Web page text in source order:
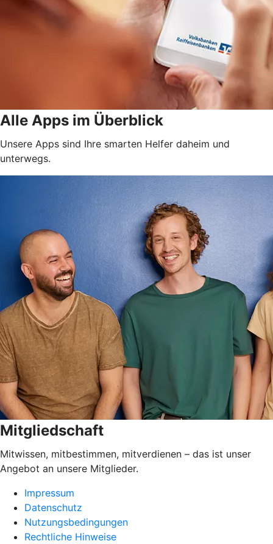
Alle Apps im Überblick
Unsere Apps sind Ihre smarten Helfer daheim und
unterwegs.
Mitgliedschaft
Mitwissen, mitbestimmen, mitverdienen – das ist unser
Angebot an unsere Mitglieder.
Impressum
Datenschutz
Nutzungsbedingungen
Rechtliche Hinweise